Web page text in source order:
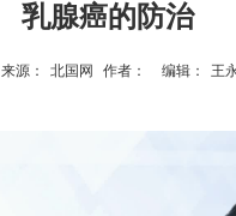
乳腺癌的防治
来源： 北国网 作者： 编辑： 王